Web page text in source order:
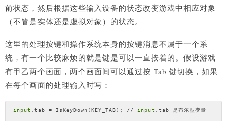
前状态，然后根据这些输入设备的状态改变游戏中相应对象
（不管是实体还是虚拟对象）的状态。
这里的处理按键和操作系统本身的按键消息不属于一个系
统，有一个比较麻烦的就是键是可以一直按着的。假设游戏
有甲乙两个画面，两个画面间可以通过按 Tab 键切换，如果
在每个画面的处理输入时写：
input .tab = IsKeyDown(KEY_TAB); // input .tab 是布尔型变量